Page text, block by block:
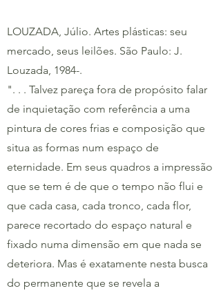
LOUZADA, Júlio. Artes plásticas: seu
mercado, seus leilões. São Paulo: J.
Louzada, 1984-.
". . . Talvez pareça fora de propósito falar
de inquietação com referência a uma
pintura de cores frias e composição que
situa as formas num espaço de
eternidade. Em seus quadros a impressão
que se tem é de que o tempo não flui e
que cada casa, cada tronco, cada flor,
parece recortado do espaço natural e
fixado numa dimensão em que nada se
deteriora. Mas é exatamente nesta busca
do permanente que se revela a